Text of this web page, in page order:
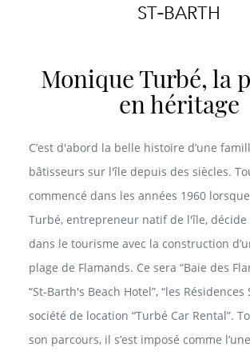
ST‑BARTH
Monique Turbé, la
en héritage
C’est d'abord la belle histoire d’une
bâtisseurs sur l'île depuis des siècles.
commencé dans les années 1960
Turbé, entrepreneur natif de l'île, décide
dans le tourisme avec la construction
plage de Flamands. Ce sera “Baie des
“St‑Barth's Beach Hotel”, “les Résidences
société de location “Turbé Car Rental”.
son parcours, il s’est imposé comme